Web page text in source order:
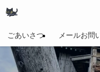
ごあいさつ メールお問